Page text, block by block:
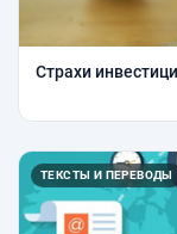
Страхи
ТЕКСТЫ И ПЕРЕВОДЫ